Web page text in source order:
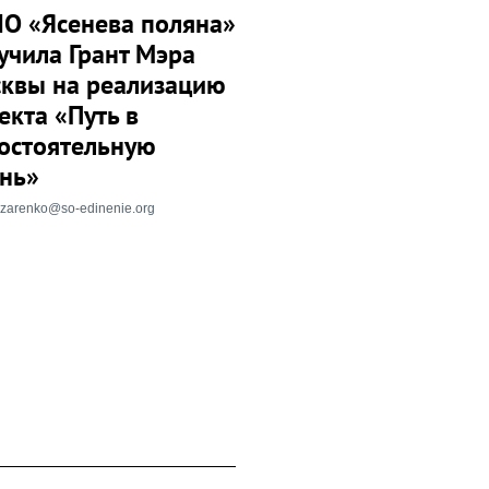
«Ясенева поляна»
Грант Мэра
на реализацию
«Путь в
edinenie.org